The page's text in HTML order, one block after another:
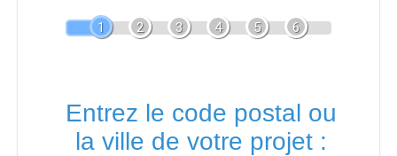
1 2 3 4 5 6
Entrez le code postal ou
la ville de votre projet :